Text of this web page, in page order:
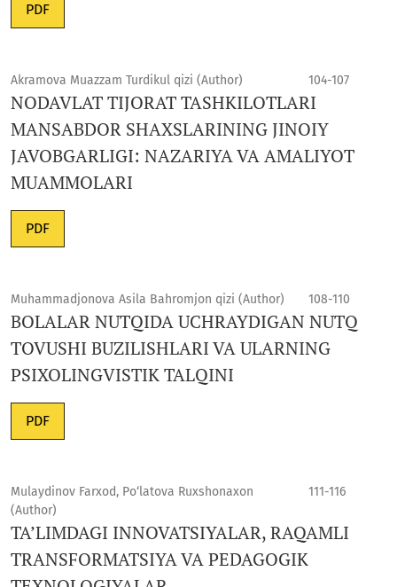
PDF
Akramova Muazzam Turdikul qizi (Author) 104-107
NODAVLAT TIJORAT TASHKILOTLARI
MANSABDOR SHAXSLARINING JINOIY
JAVOBGARLIGI: NAZARIYA VA AMALIYOT
MUAMMOLARI
PDF
Muhammadjonova Asila Bahromjon qizi (Author) 108-110
BOLALAR NUTQIDA UCHRAYDIGAN NUTQ
TOVUSHI BUZILISHLARI VA ULARNING
PSIXOLINGVISTIK TALQINI
PDF
Mulaydinov Farxod, Po‘latova Ruxshonaxon
(Author)
111-116
TA’LIMDAGI INNOVATSIYALAR, RAQAMLI
TRANSFORMATSIYA VA PEDAGOGIK